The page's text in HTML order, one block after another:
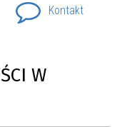
Kontakt
W